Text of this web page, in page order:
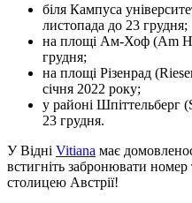
біля Кампуса
листопада до 23 грудня;
на площі Ам-Хоф (Am
грудня;
на площі Різенрад
січня 2022 року;
у районі Шпіттельберг
23 грудня.
У Відні Vitiana має
встигніть забронювати
столицею Австрії!